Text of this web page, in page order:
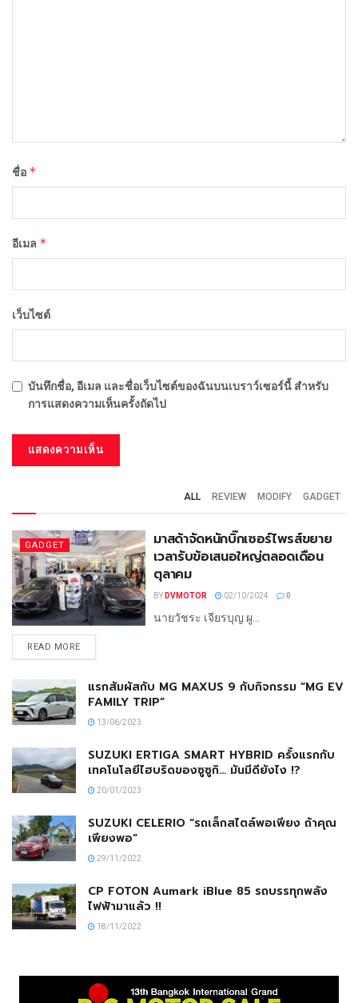
ชื่อ *
อีเมล *
เว็บไซต์
บันทึกชื่อ, อีเมล และชื่อเว็บไซต์ของฉันบนเบราว์เซอร์นี้ สำหรับ
การแสดงความเห็นครั้งถัดไป
ALL REVIEW MODIFY GADGET
GADGET
มาสด้าจัดหนักบิ๊กเซอร์ไพรส์ขยาย
เวลารับข้อเสนอใหญ่ตลอดเดือน
ตุลาคม
BY DVMOTOR 02/10/2024 0
นายวัชระ เจียรบุญ ผู...
READ MORE
แรกสัมผัสกับ MG MAXUS 9 กับกิจกรรม “MG EV
FAMILY TRIP”
13/06/2023
SUZUKI ERTIGA SMART HYBRID ครั้งแรกกับ
เทคโนโลยีไฮบริดของซูซูกิ… มันมีดียังไง !?
20/01/2023
SUZUKI CELERIO “รถเล็กสไตล์พอเพียง ถ้าคุณ
เพียงพอ”
29/11/2022
CP FOTON Aumark iBlue 85 รถบรรทุกพลัง
ไฟฟ้ามาแล้ว !!
18/11/2022